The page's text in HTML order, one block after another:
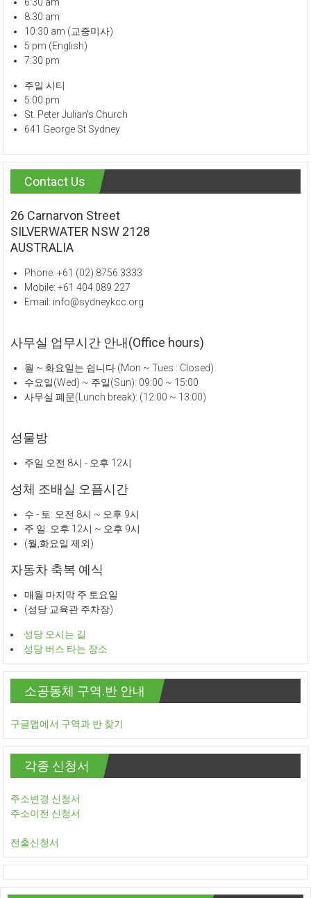
8:30 am
10:30 am (교중미사)
5 pm (English)
7:30 pm
주일 시티
5:00 pm
St. Peter Julian's Church
641 George St Sydney
Contact Us
26 Carnarvon Street
SILVERWATER NSW 2128
AUSTRALIA
Phone: +61 (02) 8756 3333
Mobile: +61 404 089 227
Email: info@sydneykcc.org
사무실 업무시간 안내(Office hours)
월 ~ 화요일는 쉽니다 (Mon ~ Tues : Closed)
수요일(Wed) ~ 주일(Sun): 09:00 ~ 15:00
사무실 폐문(Lunch break): (12:00 ~ 13:00)
성물방
주일 오전 8시 - 오후 12시
성체 조배실 오픔시간
수 - 토: 오전 8시 ~ 오후 9시
주 일: 오후 12시 ~ 오후 9시
(월,화요일 제외)
자동차 축복 예식
매월 마지막 주 토요일
(성당 교육관 주차장)
성당 오시는 길
성당 버스 타는 장소
소공동체 구역.반 안내
구글맵에서 구역과 반 찾기
각종 신청서
주소변경 신청서
주소이전 신청서
전출신청서